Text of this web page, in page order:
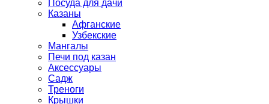
Посуда для дачи
Казаны
Афганские
Узбекские
Мангалы
Печи под казан
Аксессуары
Садж
Треноги
Крышки